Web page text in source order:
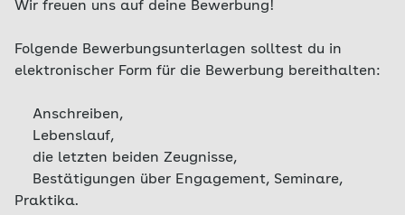
Wir freuen uns auf deine Bewerbung!
Folgende Bewerbungsunterlagen solltest du in
elektronischer Form für die Bewerbung bereithalten:
Anschreiben,
Lebenslauf,
die letzten beiden Zeugnisse,
Bestätigungen über Engagement, Seminare,
Praktika.